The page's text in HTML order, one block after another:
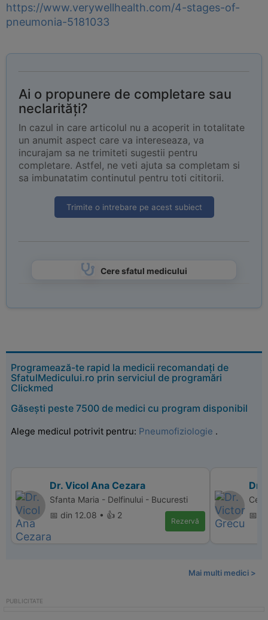
https://www.verywellhealth.com/4-stages-of-
pneumonia-5181033
Ai o propunere de completare sau
neclarități?
In cazul in care articolul nu a acoperit in totalitate
un anumit aspect care va intereseaza, va
incurajam sa ne trimiteti sugestii pentru
completare. Astfel, ne veti ajuta sa completam si
sa imbunatatim continutul pentru toti cititorii.
Trimite o intrebare pe acest subiect
Cere sfatul medicului
Programează-te rapid la medicii recomandați de
SfatulMedicului.ro prin serviciul de programări
Clickmed
Găsești peste 7500 de medici cu program disponibil
Alege medicul potrivit pentru: Pneumofiziologie .
Dr. Vicol Ana Cezara
Sfanta Maria - Delfinului - Bucuresti
📅 din 12.08 • 👍 2
Rezervă
Dr.
📅
Mai multi medici >